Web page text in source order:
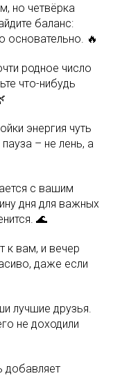
но четвёрка
баланс:
основательно. 🔥
родное число
что-нибудь
энергия чуть
– не лень, а
с вашим
дня для важных
🌊
к вам, и вечер
даже если
лучшие друзья.
не доходили
добавляет